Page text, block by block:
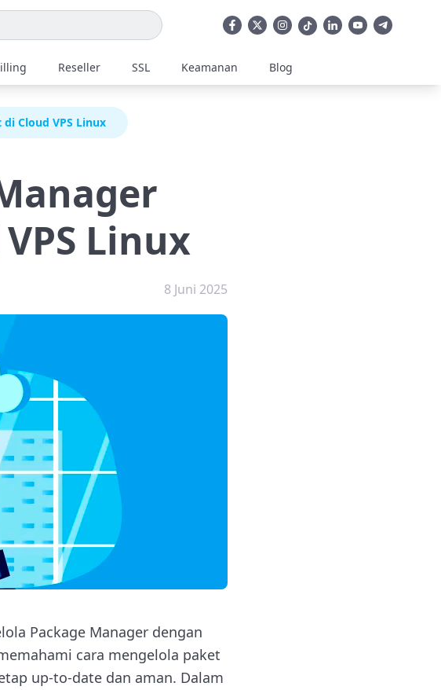
Reseller SSL Keamanan Blog
Cloud VPS Linux
Linux
8 Juni 2025
Package Manager dengan
cara mengelola paket
up-to-date dan aman. Dalam